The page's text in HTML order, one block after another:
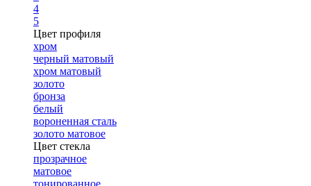
4
5
Цвет профиля
хром
черный матовый
хром матовый
золото
бронза
белый
вороненная сталь
золото матовое
Цвет стекла
прозрачное
матовое
тонированное